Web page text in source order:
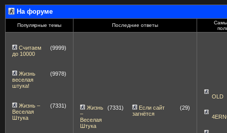
На форуме
Популярные темы Последние ответы
Считаем
до 10000
(9999)
Жизнь
веселая
штука!
(9978)
Жизнь –
Веселая
Штука
(7331)
Жизнь
–
Веселая
Штука
(7331)
Если сайт
загнётся
(29)
OLD